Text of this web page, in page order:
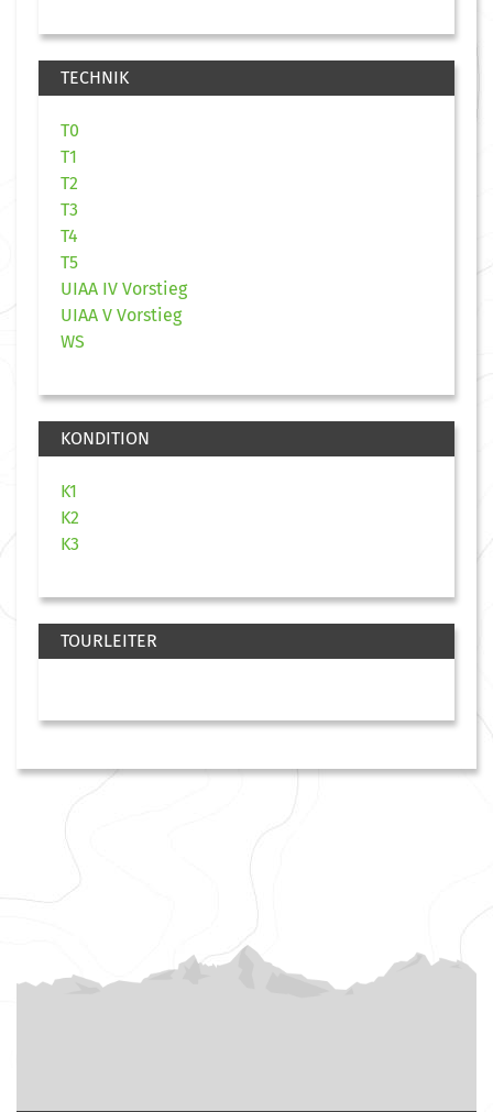
TECHNIK
T0
T1
T2
T3
T4
T5
UIAA IV Vorstieg
UIAA V Vorstieg
WS
KONDITION
K1
K2
K3
TOURLEITER